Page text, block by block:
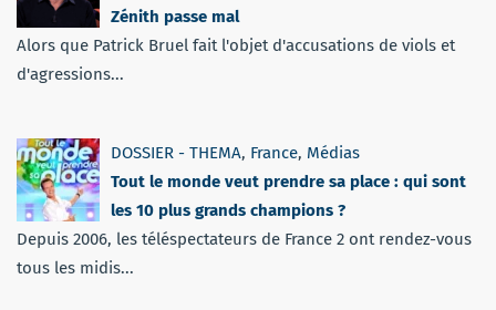
Zénith passe mal
Alors que Patrick Bruel fait l'objet d'accusations de viols et
d'agressions...
DOSSIER - THEMA, France, Médias
Tout le monde veut prendre sa place : qui sont
les 10 plus grands champions ?
Depuis 2006, les téléspectateurs de France 2 ont rendez-vous
tous les midis...